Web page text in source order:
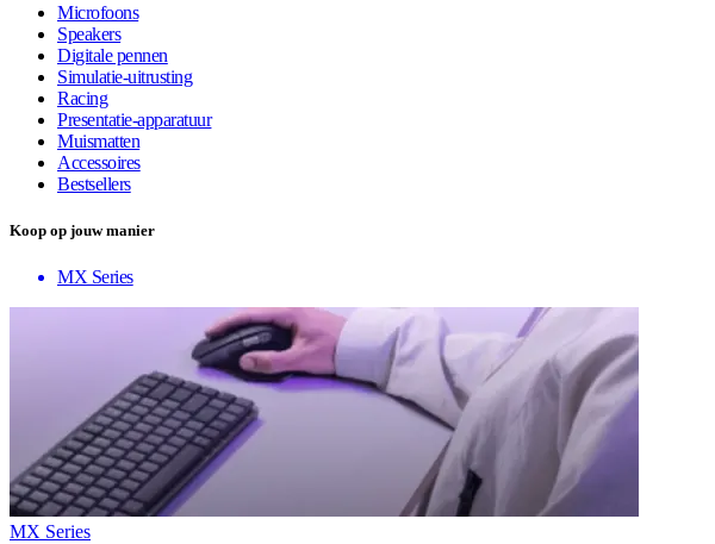
Microfoons
Speakers
Digitale pennen
Simulatie-uitrusting
Racing
Presentatie-apparatuur
Muismatten
Accessoires
Bestsellers
Koop op jouw manier
MX Series
MX Series